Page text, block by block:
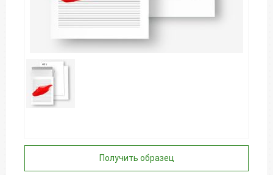
Получить образец